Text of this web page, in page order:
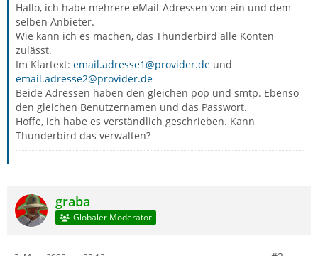
Hallo, ich habe mehrere eMail-Adressen von ein und dem
selben Anbieter.
Wie kann ich es machen, das Thunderbird alle Konten
zulässt.
Im Klartext: email.adresse1@provider.de und
email.adresse2@provider.de
Beide Adressen haben den gleichen pop und smtp. Ebenso
den gleichen Benutzernamen und das Passwort.
Hoffe, ich habe es verständlich geschrieben. Kann
Thunderbird das verwalten?
graba
Globaler Moderator